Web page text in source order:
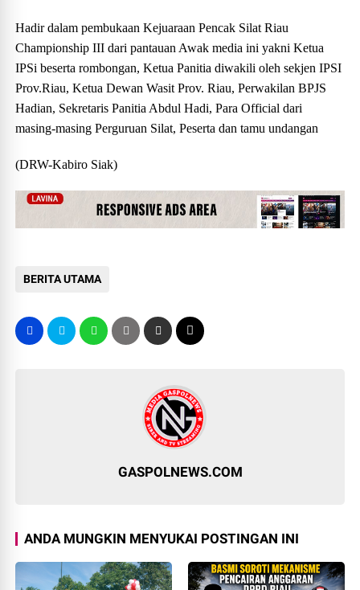
Hadir dalam pembukaan Kejuaraan Pencak Silat Riau
Championship III dari pantauan Awak media ini yakni Ketua
IPSi beserta rombongan, Ketua Panitia diwakili oleh sekjen IPSI
Prov.Riau, Ketua Dewan Wasit Prov. Riau, Perwakilan BPJS
Hadian, Sekretaris Panitia Abdul Hadi, Para Official dari
masing-masing Perguruan Silat, Peserta dan tamu undangan
(DRW-Kabiro Siak)
BERITA UTAMA
GASPOLNEWS.COM
ANDA MUNGKIN MENYUKAI POSTINGAN INI